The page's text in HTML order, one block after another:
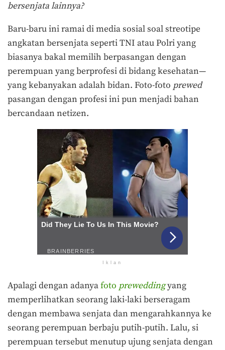
bersenjata lainnya?
Baru-baru ini ramai di media sosial soal streotipe
angkatan bersenjata seperti TNI atau Polri yang
biasanya bakal memilih berpasangan dengan
perempuan yang berprofesi di bidang kesehatan—
yang kebanyakan adalah bidan. Foto-foto prewed
pasangan dengan profesi ini pun menjadi bahan
bercandaan netizen.
Iklan
Apalagi dengan adanyafoto preweddingyang
memperlihatkan seorang laki-laki berseragam
dengan membawa senjata dan mengarahkannya ke
seorang perempuan berbaju putih-putih. Lalu, si
perempuan tersebut menutup ujung senjata dengan